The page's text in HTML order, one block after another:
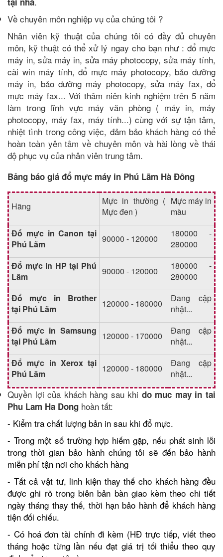
Về chuyên môn nghiệp vụ của chúng tôi ?
Nhân viên kỹ thuật của chúng tôi có đầy đủ chuyên
môn, kỹ thuật có thể xử lý ngay cho bạn như : đổ mực
máy in, sửa máy in, sửa máy photocopy, sửa máy tính,
cài win máy tính, đổ mực máy photocopy, bảo dưỡng
máy in, bảo dưỡng máy photocopy, sửa máy fax, đổ
mực máy fax... Với thâm niên kinh nghiệm trên 5 năm
làm trong lĩnh vực máy văn phòng ( máy in, máy
photocopy, máy fax, máy tính...) cùng với sự tận tâm,
nhiệt tình trong công việc, đảm bảo khách hàng có thể
hoàn toàn yên tâm về chuyên môn và hài lòng về thái
độ phục vụ của nhân viên trung tâm.
Bảng báo giá đổ mực máy in Phú Lãm Hà Đông
Hãng
Mực in thường (
Mực đen )
Mực máy in
màu
Đổ mực in Canon tại
Phú Lãm
90000 - 120000
180000 -
280000
Đổ mực in HP tại Phú
Lãm
90000 - 120000
180000 -
280000
Đổ mực in Brother
tại Phú Lãm
120000 - 180000
Đang cập
nhật...
Đổ mực in Samsung
tại Phú Lãm
120000 - 170000
Đang cập
nhật...
Đổ mực in Xerox tại
Phú Lãm
120000 - 180000
Đang cập
nhật...
Quyền lợi của khách hàng sau khi do muc may in tai
Phu Lam Ha Dong hoàn tất:
- Kiểm tra chất lượng bản in sau khi đổ mực.
- Trong một số trường hợp hiếm gặp, nếu phát sinh lỗi
trong thời gian bảo hành chúng tôi sẽ đến bảo hành
miễn phí tận nơi cho khách hàng
- Tất cả vật tư, linh kiện thay thế cho khách hàng đều
được ghi rõ trong biên bản bàn giao kèm theo chi tiết
ngày tháng thay thế, thời hạn bảo hành để khách hàng
tiện đối chiếu.
- Có hoá đơn tài chính đi kèm (HĐ trực tiếp, viết theo
tháng hoặc từng lần nếu đạt giá trị tối thiểu theo quy